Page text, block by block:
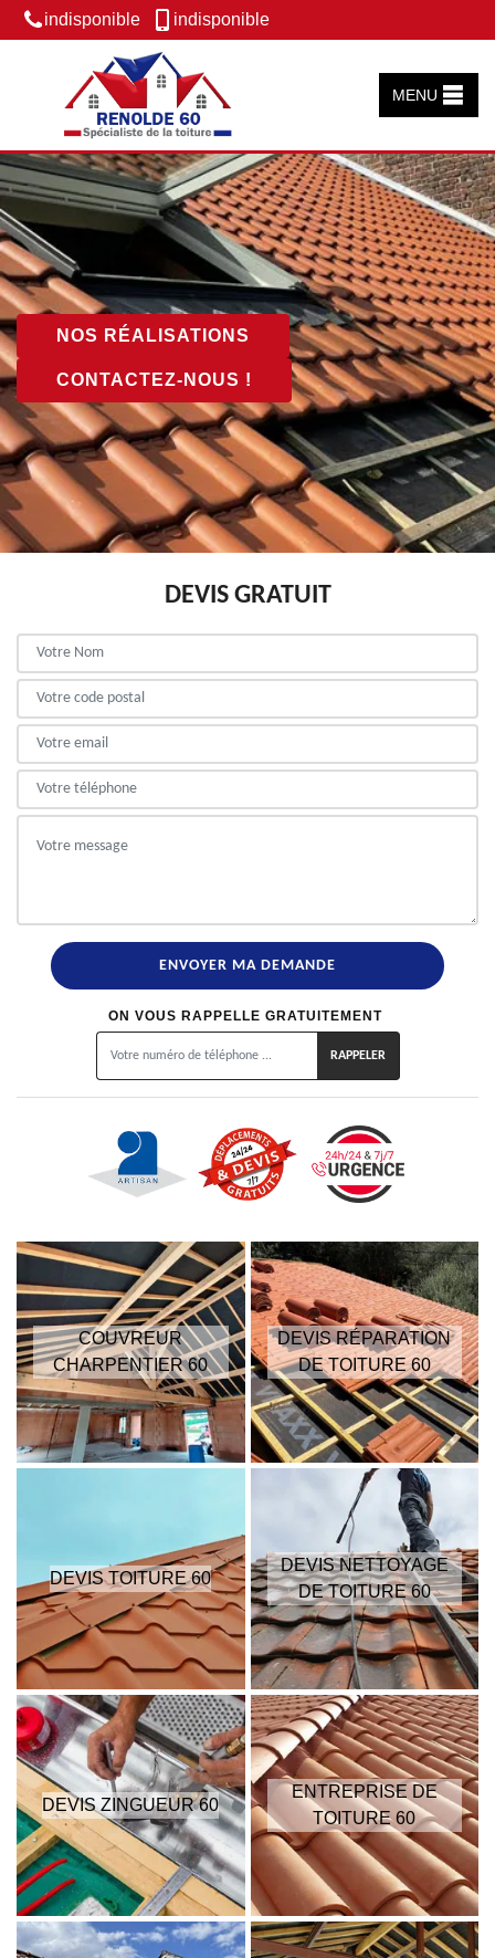
indisponible indisponible
MENU
NOS RÉALISATIONS
CONTACTEZ-NOUS !
DEVIS GRATUIT
ON VOUS RAPPELLE GRATUITEMENT
COUVREUR
CHARPENTIER 60
DEVIS RÉPARATION
DE TOITURE 60
DEVIS TOITURE 60
DEVIS NETTOYAGE
DE TOITURE 60
DEVIS ZINGUEUR 60
ENTREPRISE DE
TOITURE 60